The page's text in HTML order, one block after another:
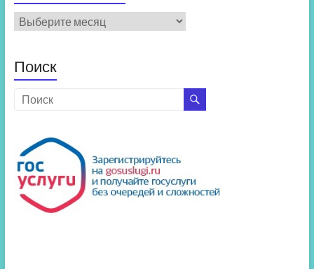
Архив
новостей
Поиск